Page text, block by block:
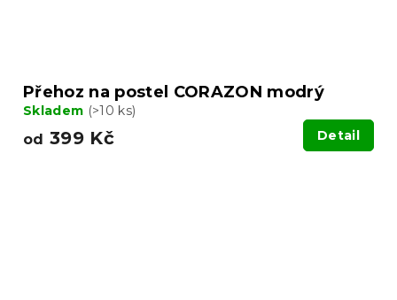
Přehoz na postel CORAZON modrý
Skladem (>10 ks)
od 399 Kč Detail